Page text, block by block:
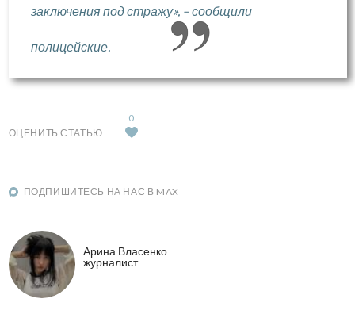
заключения под стражу», – сообщили
полицейские.
ОЦЕНИТЬ СТАТЬЮ
0
ПОДПИШИТЕСЬ НА НАС В MAX
Арина Власенко
журналист